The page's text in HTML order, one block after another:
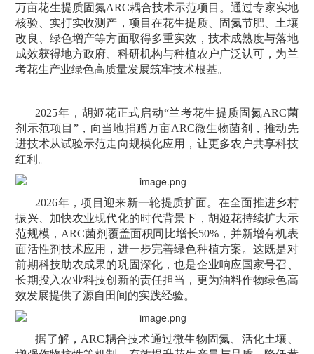
万亩花生提质固氮ARC耦合技术示范项目。通过专家实地
核验、实打实收测产，项目在花生提质、固氮节肥、土壤
改良、绿色增产等方面取得多重实效，技术成熟度与落地
成效获得地方政府、科研机构与种植农户广泛认可，为兰
考花生产业绿色高质量发展筑牢技术根基。
2025年，胡姬花正式启动“兰考花生提质固氮ARC菌
剂示范项目”，向当地捐赠万亩ARC微生物菌剂，推动先
进技术从试验示范走向规模化应用，让更多农户共享科技
红利。
2026年，项目迎来新一轮提质扩面。在全面推进乡村
振兴、加快农业现代化的时代背景下，胡姬花持续扩大示
范规模，ARC菌剂覆盖面积同比增长50%，并新增有机表
面活性剂技术应用，进一步完善绿色种植方案。这既是对
前期科技助农成果的巩固深化，也是企业响应国家号召、
长期投入农业科技创新的责任担当，更为油料作物绿色高
效发展提供了源自田间的实践经验。
据了解，ARC耦合技术通过微生物固氮、活化土壤、